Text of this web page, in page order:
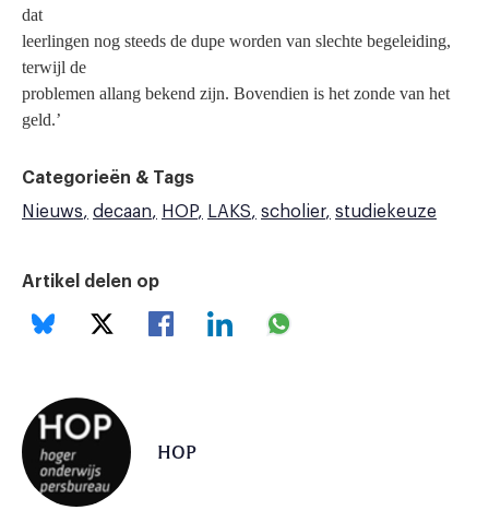
dat
leerlingen nog steeds de dupe worden van slechte begeleiding,
terwijl de
problemen allang bekend zijn. Bovendien is het zonde van het
geld.’
Categorieën & Tags
Nieuws
decaan HOP LAKS scholier studiekeuze
Artikel delen op
HOP